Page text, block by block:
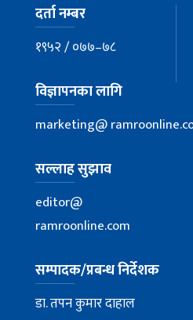
दर्ता नम्बर
१९५२ / ०७७–७८
विज्ञापनका लागि
marketing@
सल्लाह सुझाव
editor@
ramroonline.com
सम्पादक/प्रबन्ध निर्देशक
डा. तपन कुमार दाहाल